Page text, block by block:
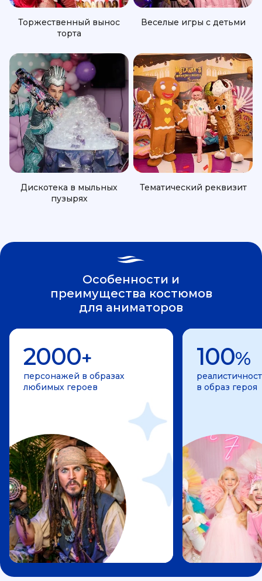
Торжественный вынос
торта
Веселые игры с детьми
Дискотека в мыльных
пузырях
Тематический реквизит
Особенности и
преимущества костюмов
для аниматоров
2000+
персонажей в образах
любимых героев
100%
в образ героя